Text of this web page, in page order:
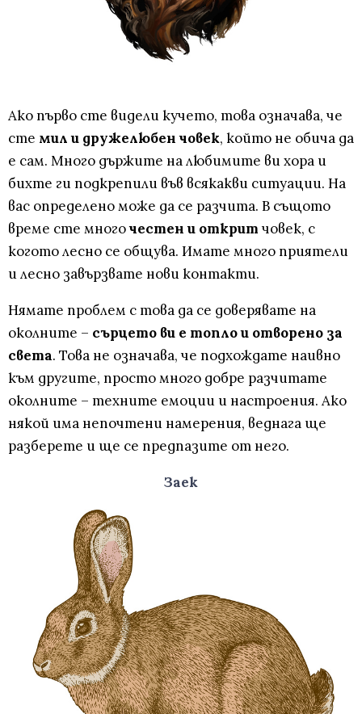
Ако първо сте видели кучето, това означава, че
сте мил и дружелюбен човек, който не обича да
е сам. Много държите на любимите ви хора и
бихте ги подкрепили във всякакви ситуации. На
вас определено може да се разчита. В същото
време сте многочестен и откритчовек, с
когото лесно се общува. Имате много приятели
и лесно завързвате нови контакти.
Нямате проблем с това да се доверявате на
околните – сърцето ви е топло и отворено за
света. Това не означава, че подхождате наивно
към другите, просто много добре разчитате
околните – техните емоции и настроения. Ако
някой има непочтени намерения, веднага ще
разберете и ще се предпазите от него.
Заек